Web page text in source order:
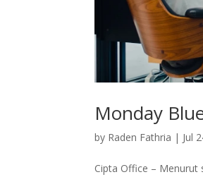
Monday
by Raden Fathria | Jul
Cipta Office – Menurut